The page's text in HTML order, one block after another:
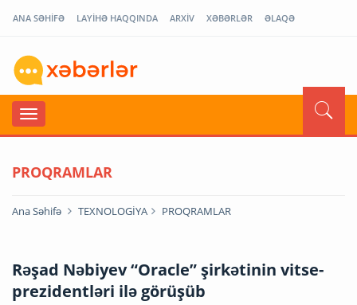
ANA SƏHİFƏ LAYİHƏ HAQQINDA ARXİV XƏBƏRLƏR ƏLAQƏ
PROQRAMLAR
Ana Səhifə TEXNOLOGİYA PROQRAMLAR
Rəşad Nəbiyev “Oracle” şirkətinin vitse-
prezidentləri ilə görüşüb